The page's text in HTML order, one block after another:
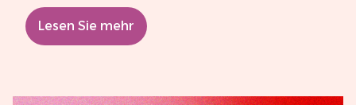
Lesen Sie mehr